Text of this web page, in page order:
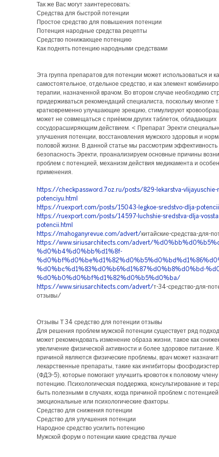
Так же Вас могут заинтересовать:
Средства для быстрой потенции
Простое средство для повышения потенции
Потенция народные средства рецепты
Средство понижающее потенцию
Как поднять потенцию народными средствами
Эта группа препаратов для потенции может использоваться и
самостоятельное, отдельное средство, и как элемент
терапии, назначенной врачом. Во втором случае необходимо
придерживаться рекомендаций специалиста, поскольку многие
кратковременно улучшающие эрекцию, стимулируют
может не совмещаться с приёмом других таблеток, обладающих
сосудорасширяющим действием. < Препарат Эректи
улучшения потенции, восстановления мужского здоровья и
половой жизни. В данной статье мы рассмотрим эффективность
безопасность Эректи, проанализируем основные причины
проблем с потенцией, механизм действия медикамента и
применения.
https://checkpassword.7oz.ru/posts/829-lekarstva-vlijayuschie-
potenciyu.html
https://ruexport.com/posts/15043-legkoe-sredstvo-dlja-
https://ruexport.com/posts/14597-luchshie-sredstva-dlja-
potencii.html
https://mahoganyrevue.com/advert/китайские-средства-для-
https://www.siriusarchitects.com/advert/
%d0%b4%d0%bb%d1%8f-
%d0%bc%d1%83%d0%b6%d1%87%d0%b8%d0%bd-
%d0%b0%d0%bf%d1%82%d0%b5%d0%ba/
https://www.siriusarchitects.com/advert/т-34-средство-для-
отзывы/
Отзывы Т 34 средство для потенции отзывы
Для решения проблем мужской потенции существует ряд
может рекомендовать изменение образа жизни, такое как
увеличение физической активности и более здоровое питание.
причиной являются физические проблемы, врач может
лекарственные препараты, такие как ингибиторы
(ФДЭ-5), которые помогают улучшить кровоток к половому члену
потенцию. Психологическая поддержка, консультирование и
быть полезными в случаях, когда причиной проблем с
эмоциональные или психологические факторы.
Средство для снижения потенции
Средство для улучшения потенции
Народное средство усилить потенцию
Мужской форум о потенции какие средства лучше